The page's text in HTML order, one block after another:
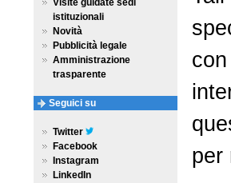
per
Visite guidate sedi
istituzionali
Novità
Pubblicità legale
Amministrazione
trasparente
Seguici su
Twitter
Facebook
Instagram
LinkedIn